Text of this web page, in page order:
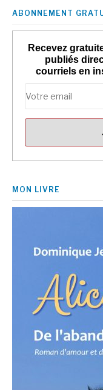
ABONNEMENT
Recevez
publiés
courriels en
MON LIVRE